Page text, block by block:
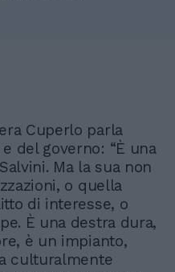
Cuperlo parla
del governo: “È una
Ma la sua non
o quella
di interesse, o
È una destra dura,
è un impianto,
culturalmente